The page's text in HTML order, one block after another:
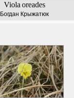
Viola oreades
Богдан Крыжатюк